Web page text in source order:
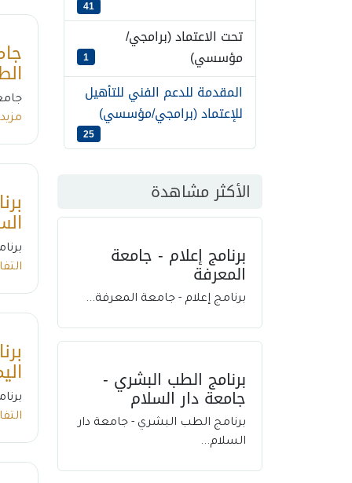
41
تحت الاعتماد (برامجي/
مؤسسي)
1
المقدمة للدعم الفني للتأهيل
للإعتماد (برامجي/مؤسسي)
25
الأكثر مشاهدة
برنامج إعلام - جامعة
المعرفة
برنامج إعلام - جامعة المعرفة...
برنامج الطب البشري -
جامعة دار السلام
برنامج الطب البشري - جامعة دار
السلام...